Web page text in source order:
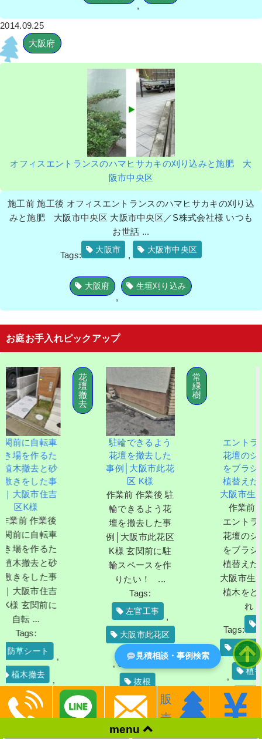
,
2014.09.25
大阪府
オフィスエントランスのハマヒサカキの刈り込みと施肥 大
阪市中央区
施工前 施工後 オフィスエントランスのハマヒサカキの刈り込
みと施肥 大阪市中央区 大阪市中央区／S株式会社様 いつも
お世話 ...
Tags:
大阪市
,
大阪市中央区
大阪府
,
生垣刈り込み
お庭お手入れピックアップ
車
た
砂
事
吉
後
車
た
砂
事
吉
に
,
,
区
花
壇
撤
去
駐輪できるよう
花壇を撤去した
事例│大阪市此花
作業前 作業後 駐
輪できるよう花
壇を撤去した事
例│大阪市此花区
K様 玄関前に駐
輪スペースを作
りたい！ ...
,
大阪市此花区
,
,
花壇撤去
樹
エントランスの
花壇のシラカシ
をブラシノキに
植替えた事例｜
大阪市生野区K様
作業前 作業後
エントランスの
花壇のシラカシ
をブラシノキに
植替えた事例｜
大阪市生野区K様
植木をどう手入
撤去
,
大阪市生野区
植替え
,
,
ブラシノキ
menu
販
売
見積相談・事例検索